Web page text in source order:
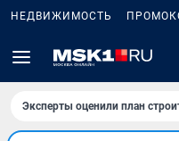
НЕДВИЖИМОСТЬ
Эксперты оценили план